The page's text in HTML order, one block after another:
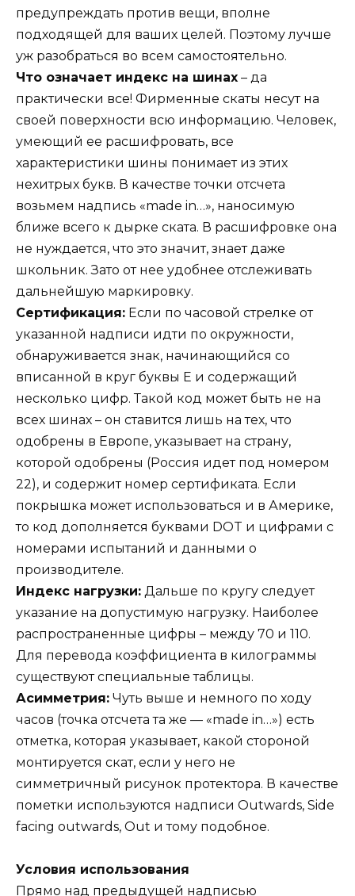
предупреждать против вещи, вполне
подходящей для ваших целей. Поэтому лучше
уж разобраться во всем самостоятельно.
Что означает индекс на шинах – да
практически все! Фирменные скаты несут на
своей поверхности всю информацию. Человек,
умеющий ее расшифровать, все
характеристики шины понимает из этих
нехитрых букв. В качестве точки отсчета
возьмем надпись «made in…», наносимую
ближе всего к дырке ската. В расшифровке она
не нуждается, что это значит, знает даже
школьник. Зато от нее удобнее отслеживать
дальнейшую маркировку.
Сертификация: Если по часовой стрелке от
указанной надписи идти по окружности,
обнаруживается знак, начинающийся со
вписанной в круг буквы Е и содержащий
несколько цифр. Такой код может быть не на
всех шинах – он ставится лишь на тех, что
одобрены в Европе, указывает на страну,
которой одобрены (Россия идет под номером
22), и содержит номер сертификата. Если
покрышка может использоваться и в Америке,
то код дополняется буквами DOT и цифрами с
номерами испытаний и данными о
производителе.
Индекс нагрузки: Дальше по кругу следует
указание на допустимую нагрузку. Наиболее
распространенные цифры – между 70 и 110.
Для перевода коэффициента в килограммы
существуют специальные таблицы.
Асимметрия: Чуть выше и немного по ходу
часов (точка отсчета та же — «made in…») есть
отметка, которая указывает, какой стороной
монтируется скат, если у него не
симметричный рисунок протектора. В качестве
пометки используются надписи Outwards, Side
facing outwards, Out и тому подобное.
Условия использования
Прямо над предыдущей надписью